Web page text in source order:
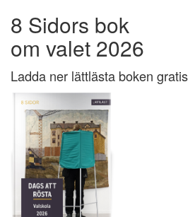
8 Sidors bok
om valet 2026
Ladda ner lättlästa boken gratis